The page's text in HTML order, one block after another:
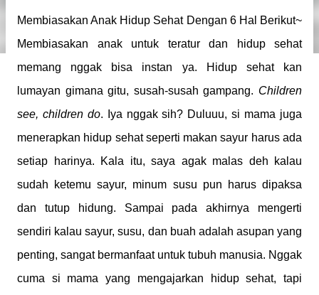
Membiasakan Anak Hidup Sehat Dengan 6 Hal Berikut~
Membiasakan anak untuk teratur dan hidup sehat
memang nggak bisa instan ya. Hidup sehat kan
lumayan gimana gitu, susah-susah gampang. Children
see, children do. Iya nggak sih? Duluuu, si mama juga
menerapkan hidup sehat seperti makan sayur harus ada
setiap harinya. Kala itu, saya agak malas deh kalau
sudah ketemu sayur, minum susu pun harus dipaksa
dan tutup hidung. Sampai pada akhirnya mengerti
sendiri kalau sayur, susu, dan buah adalah asupan yang
penting, sangat bermanfaat untuk tubuh manusia. Nggak
cuma si mama yang mengajarkan hidup sehat, tapi